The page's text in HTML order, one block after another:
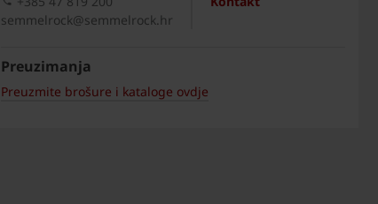
semmelrock@semmelrock.hr
Preuzimanja
Preuzmite brošure i kataloge ovdje